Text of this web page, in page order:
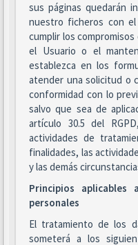
sus páginas quedarán
nuestro ficheros con
cumplir los
el Usuario o el
establezca en los
atender una solicitud o
conformidad con lo
salvo que sea de
artículo 30.5 del
actividades de
finalidades, las
y las demás
Principios
personales
El tratamiento de los
someterá a los